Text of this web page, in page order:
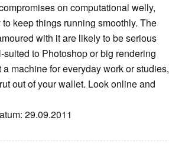
on computational welly,
keep things running smoothly. The
with it are likely to be serious
to Photoshop or big rendering
machine for everyday work or studies,
out of your wallet. Look online and
29.09.2011